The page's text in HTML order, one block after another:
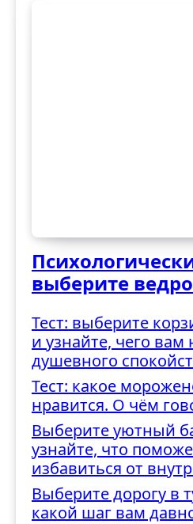
выберите
трудностями
Тест: выберите
и узнайте, чего вам
душевного
Тест: какое
нравится. О чём
Выберите уютный
узнайте, что
избавиться от
Выберите дорогу в
какой шаг вам